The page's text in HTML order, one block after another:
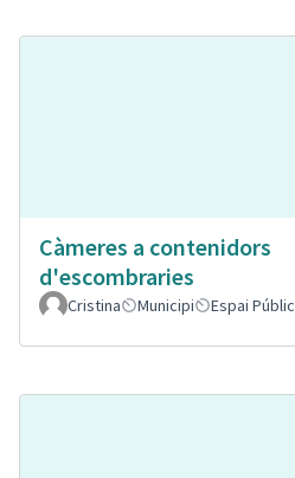
Càmeres a contenidors
d'escombraries
Cristina Municipi Espai Públic